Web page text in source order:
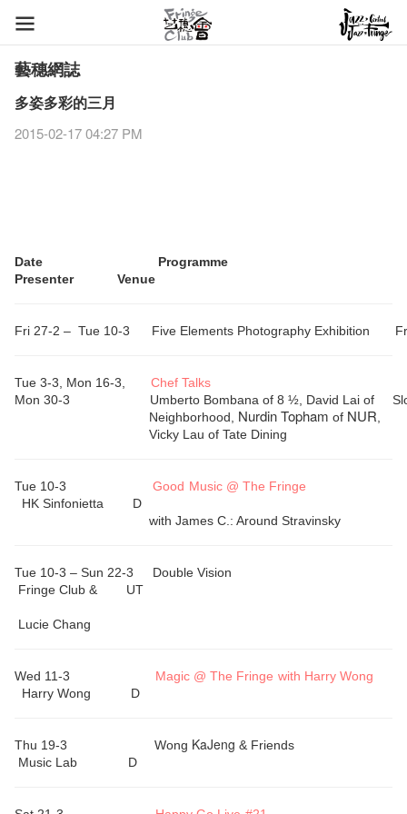
藝穗網誌
多姿多彩的三月
2015-02-17 04:27 PM
Date Programme
Presenter Venue
Fri 27-2 – Tue 10-3 Five Elements Photography Exhibition
Tue 3-3, Mon 16-3, Chef Talks
Mon 30-3
Umberto Bombana of 8 ½, David Lai of
Neighborhood, NurdinTopham of NUR
Vicky Lau of Tate Dining
Tue 10-3Good Music @ The Fringe
HK Sinfonietta D
with James C.: Around Stravinsky
Tue 10-3 –Sun 22-3
Double Vision
Fringe Club & UT
Lucie Chang
Wed 11-3 Magic @ The Fringe with Harry Wong
Harry Wong
D
Thu 19-3 Wong KaJeng & Friends
Music Lab D